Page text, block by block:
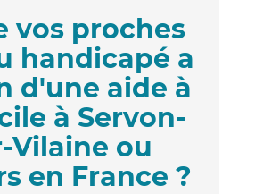
vos proches
handicapé a
d'une aide à
à Servon-
Vilaine ou
en France ?